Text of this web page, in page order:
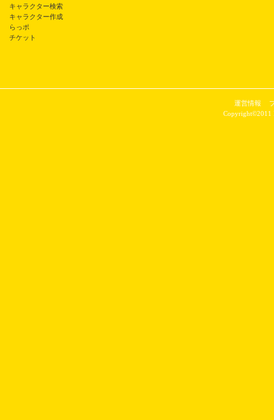
キャラクター検索
キャラクター作成
らっポ
チケット
運営情報
Copyright©2011